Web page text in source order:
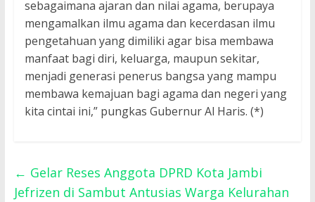
sebagaimana ajaran dan nilai agama, berupaya
mengamalkan ilmu agama dan kecerdasan ilmu
pengetahuan yang dimiliki agar bisa membawa
manfaat bagi diri, keluarga, maupun sekitar,
menjadi generasi penerus bangsa yang mampu
membawa kemajuan bagi agama dan negeri yang
kita cintai ini,” pungkas Gubernur Al Haris. (*)
← Gelar Reses Anggota DPRD Kota Jambi
Jefrizen di Sambut Antusias Warga Kelurahan